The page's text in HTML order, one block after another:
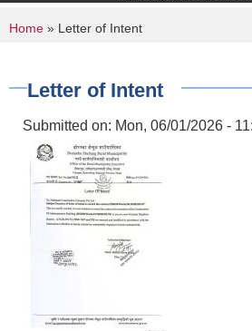
You are here
Home » Letter of Intent
Letter of Intent
Submitted on: Mon, 06/01/2026 -